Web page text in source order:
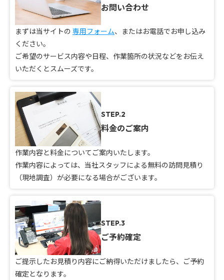
お問い合わせ
まずは当サイトの 専用フォーム、またはお電話でお申し込み
ください。
ご希望のサービス内容や日程、作業箇所の状況などをお伝え
いただくとスムーズです。
STEP.2
料金のご案内
作業内容と料金についてご案内いたします。
作業内容によっては、当社スタッフによる無料の訪問見積り
（現地調査）が必要になる場合がございます。
STEP.3
ご予約確定
ご提示したお見積り内容にご納得いただけましたら、ご予約
確定となります。